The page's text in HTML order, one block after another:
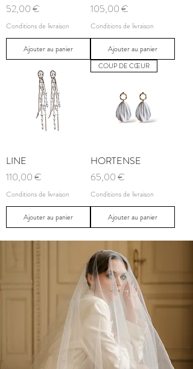
Prix
52,00 €
Conditions de livraison
Ajouter au panier
Prix
105,00 €
Conditions de livraison
Ajouter au panier
LINE
Prix
110,00 €
Conditions de livraison
Ajouter au panier
COUP DE CŒUR
HORTENSE
Prix
65,00 €
Conditions de livraison
Ajouter au panier